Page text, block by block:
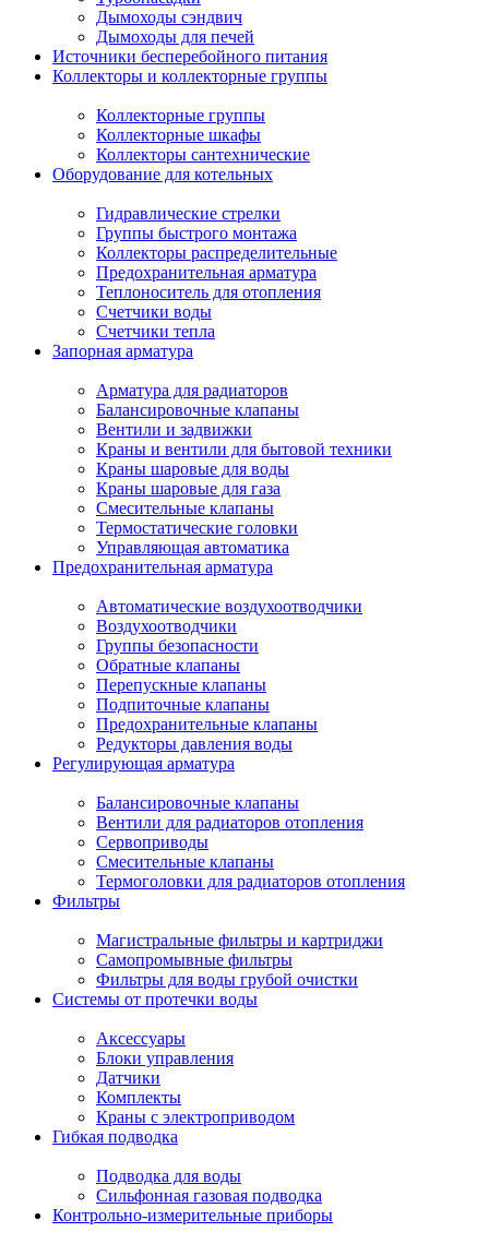
Дымоходы сэндвич
Дымоходы для печей
Источники бесперебойного питания
Коллекторы и коллекторные группы
Коллекторные группы
Коллекторные шкафы
Коллекторы сантехнические
Оборудование для котельных
Гидравлические стрелки
Группы быстрого монтажа
Коллекторы распределительные
Предохранительная арматура
Теплоноситель для отопления
Счетчики воды
Счетчики тепла
Запорная арматура
Арматура для радиаторов
Балансировочные клапаны
Вентили и задвижки
Краны и вентили для бытовой техники
Краны шаровые для воды
Краны шаровые для газа
Смесительные клапаны
Термостатические головки
Управляющая автоматика
Предохранительная арматура
Автоматические воздухоотводчики
Воздухоотводчики
Группы безопасности
Обратные клапаны
Перепускные клапаны
Подпиточные клапаны
Предохранительные клапаны
Редукторы давления воды
Регулирующая арматура
Балансировочные клапаны
Вентили для радиаторов отопления
Сервоприводы
Смесительные клапаны
Термоголовки для радиаторов отопления
Фильтры
Магистральные фильтры и картриджи
Самопромывные фильтры
Фильтры для воды грубой очистки
Системы от протечки воды
Аксессуары
Блоки управления
Датчики
Комплекты
Краны с электроприводом
Гибкая подводка
Подводка для воды
Сильфонная газовая подводка
Контрольно-измерительные приборы